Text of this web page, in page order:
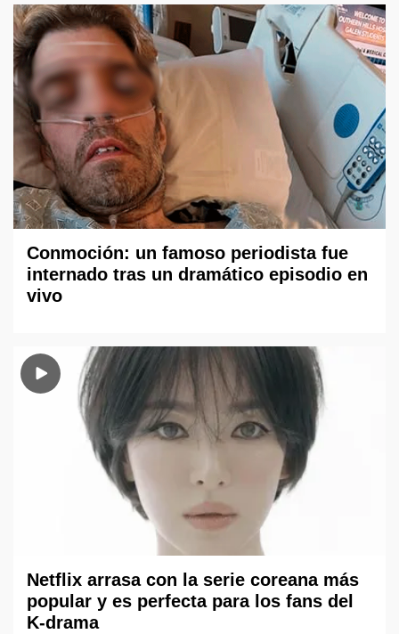
Conmoción: un famoso periodista fue
internado tras un dramático episodio en
vivo
Netflix arrasa con la serie coreana más
popular y es perfecta para los fans del
K-drama